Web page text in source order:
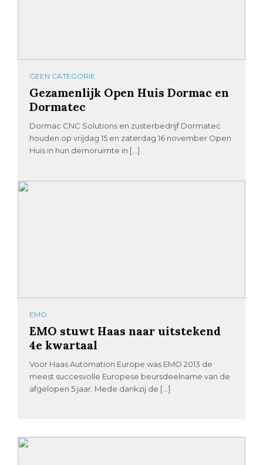
GEEN CATEGORIE
Gezamenlijk Open Huis Dormac en
Dormatec
Dormac CNC Solutions en zusterbedrijf Dormatec
houden op vrijdag 15 en zaterdag 16 november Open
Huis in hun demoruimte in […]
EMO
EMO stuwt Haas naar uitstekend
4e kwartaal
Voor Haas Automation Europe was EMO 2013 de
meest succesvolle Europese beursdeelname van de
afgelopen 5 jaar. Mede dankzij de […]